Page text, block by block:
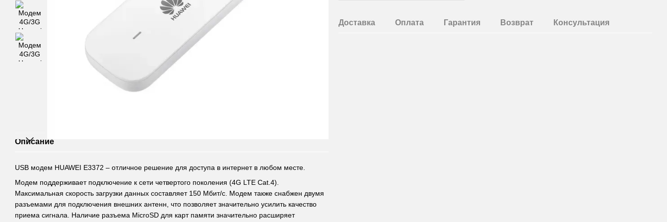
Описание
USB модем HUAWEI E3372 – отличное решение для доступа в интернет в любом месте.
Модем поддерживает подключение к сети четвертого поколения (4G LTE Cat.4).
Максимальная скорость загрузки данных составляет 150 Мбит/с. Модем также снабжен двумя
разъемами для подключения внешних антенн, что позволяет значительно усилить качество
приема сигнала. Наличие разъема MicroSD для карт памяти значительно расширяет
Доставка Оплата Гарантия Возврат Консультация